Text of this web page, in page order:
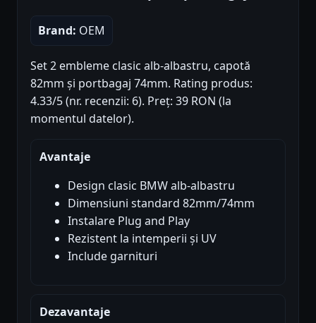
Brand: OEM
Set 2 embleme clasic alb-albastru, capotă
82mm și portbagaj 74mm. Rating produs:
4.33/5 (nr. recenzii: 6). Preț: 39 RON (la
momentul datelor).
Avantaje
Design clasic BMW alb-albastru
Dimensiuni standard 82mm/74mm
Instalare Plug and Play
Rezistent la intemperii și UV
Include garnituri
Dezavantaje